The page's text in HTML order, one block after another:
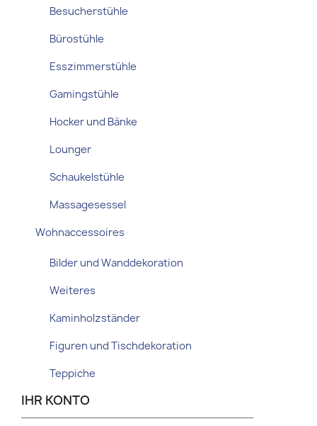
Besucherstühle
Bürostühle
Esszimmerstühle
Gamingstühle
Hocker und Bänke
Lounger
Schaukelstühle
Massagesessel
Wohnaccessoires
Bilder und Wanddekoration
Weiteres
Kaminholzständer
Figuren und Tischdekoration
Teppiche
IHR KONTO